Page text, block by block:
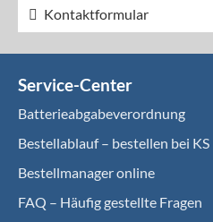
Kontaktformular
Service-Center
Batterieabgabeverordnung
Bestellablauf – bestellen bei KS
Bestellmanager online
FAQ – Häufig gestellte Fragen